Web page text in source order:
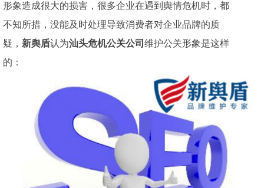
形象造成很大的损害，很多企业在遇到舆情危机时，都
不知所措，没能及时处理导致消费者对企业品牌的质
疑， 新舆盾认为汕头危机公关公司 维护公关形象是这样
的：